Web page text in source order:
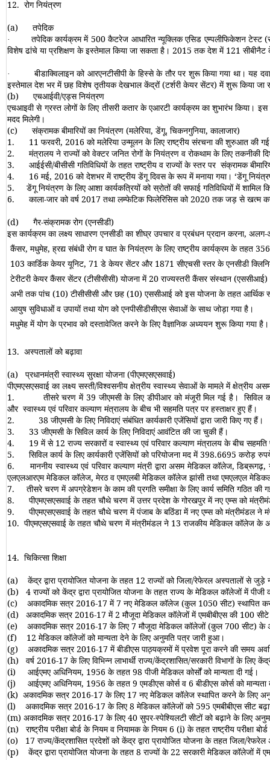
12. रोग नियंत्रण
(a) तपेदिक
·
तपेदिक कार्यक्रम में 500 कैटरेज आधारित न्यूक्लिक एसिड एम्पलीफिकेशन टेस्ट
विशेष ढांचे या प्रशिक्षण के इस्तेमाल किया जा सकता है। 2015 तक देश में 121 सीबीनैट
·
बीडाक्विलाइन को आरएनटीसीपी के हिस्से के तौर पर शुरू किया गया था। यह
इस्तेमाल देश भर में छह विशेष तृतीयक देखभाल केंद्रों (टर्शरी केयर सेंटर) में शुरू किया जा
(b) एचआईवी/एड्स नियंत्रण
एचआइवी से ग्रस्त लोगों के लिए तीसरी कतार के एआरटी कार्यक्रम का शुभारंभ किया। इस
मदद मिलेगी।
(c) संक्रामक बीमारियों का नियंत्रण (मलेरिया, डेंगू, चिकनगुनिया, कालाजार)
1. 11 फरवरी, 2016 को मलेरिया उन्मूलन के लिए राष्ट्रीय संरचना की शुरुआत की
2. मंत्रालय ने राज्यों को वेक्टर जनित रोगों के नियंत्रण व रोकथाम के लिए तकनीकी
3. आईईसी/बीसीसी गतिविधियों के तहत राष्ट्रीय व राज्यों के स्तर पर संक्रामक
4. 16 मई, 2016 को देशभर में राष्ट्रीय डेंगू दिवस के रूप में मनाया गया। ‘डेंगू
5. डेंगू नियंत्रण के लिए आशा कार्यकत्रियों को स्रोतों की सफाई गतिविधियों में शामिल
6. काला-जार को वर्ष 2017 तथा लम्फेटिक फिलेरिसिस को 2020 तक जड़ से खत्म
(d) गैर-संक्रामक रोग (एनसीडी)
इस कार्यक्रम का लक्ष्य साधारण एनसीडी का शीघ्र उपचार व प्रबंधन प्रदान करना,
कैंसर, मधुमेह, ह्रद्य संबंधी रोग व घात के नियंत्रण के लिए राष्ट्रीय कार्यक्रम के तहत
103 कार्डिक केयर यूनिट, 71 डे केयर सेंटर और 1871 सीएचसी स्तर के एनसीडी
टेरीटरी केयर कैंसर सेंटर (टीसीसीसी) योजना में 20 राज्यस्तरी कैंसर संस्थान
अभी तक पांच (10) टीसीसीसी और छह (10) एससीआई को इस योजना के तहत
आयुष सुविधाओं व उपायों तथा योग को एनपीसीडीसीएस सेवाओं के साथ जोड़ा गया है।
मधुमेह में योग के प्रभाव को दस्तावेजित करने के लिए वैज्ञानिक अध्ययन शुरू किया गया है।
13. अस्पतालों को बढ़ावा
(a) प्रधानमंत्री स्वास्थ्य सुरक्षा योजना(पीएमएसएसवाई)
पीएमएसएसवाई का लक्ष्य सस्ती/विश्वसनीय क्षेत्रीय स्वास्थ्य सेवाओं के मामले में क्षेत्रीय
1. तीसरे चरण में 39 जीएमसी के लिए डीपीआर को मंजूरी मिल गई है। सिविल
और स्वास्थ्य एवं परिवार कल्याण मंत्रालय के बीच भी सहमति पत्र पर हस्ताक्षर हुए हैं।
2. 38 जीएमसी के लिए निविदाएं संबंधित कार्यकारी एजेंसियों द्वारा जारी किए गए हैं।
3. 33 जीएमसी के सिविल कार्य के लिए निविदाएं आवंटित की जा चुकी हैं।
4. 19 में से 12 राज्य सरकारों व स्वास्थ्य एवं परिवार कल्याण मंत्रालय के बीच सहमति
5. सिविल कार्य के लिए कार्यकारी एजेंसियों को परियोजना मद में398.6695 करोड़
6.माननीय स्वास्थ्य एवं परिवार कल्याण मंत्री द्वारा असम मेडिकल कॉलेज,
एलएलआरएम मेडिकल कॉलेज, मेरठ व एमएलबी मेडिकल कॉलेज झांसी तथा एमएलएल
7. तीसरे चरण में अपग्रेडेशन के काम की प्रगति समीक्षा के लिए कार्य समिति गठित की
8. पीएमएसएसवाई के तहत चौथे चरण में उत्तर प्रदेश के गोरखपुर में नए एम्स को
9. पीएमएसएसवाई के तहत चौथे चरण में पंजाब के बठिंडा में नए एम्स को मंत्रीमंडल ने
10. पीएमएसएसवाई के तहत चौथे चरण में मंत्रीमंडल ने 13 राजकीय मेडिकल कॉलेज के
14. चिकित्सा शिक्षा
(a) केंद्र द्वारा प्रायोजित योजना के तहत 12 राज्यों को जिला/रेफेरल अस्पतालों से जुड़े
(b) 4 राज्यों को केंद्र द्वारा प्रायोजित योजना के तहत राज्य के मेडिकल कॉलेजों में
(c) अकादमिक सत्र 2016-17 में 7 नए मेडिकल कॉलेज (कुल 1050 सीट) स्थापित
(d) अकादमिक सत्र 2016-17 में 2 मौजूदा मेडिकल कॉलेजों में एमबीबीएस की 100
(e) अकादमिक सत्र 2016-17 के लिए 7 मौजूदा मेडिकल कॉलेजों (कुल 700 सीट) के
(f) 12 मेडिकल कॉलेजों को मान्यता देने के लिए अनुमति पत्र जारी हुआ।
(g) अकादमिक सत्र 2016-17 में बीडीएस पाठ्यक्रमों में प्रवेश पूरा करने की समय
(h) वर्ष 2016-17 के लिए विभिन्न लाभार्थी राज्य/केंद्रशासित/सरकारी विभागों के लिए
(i) आईएमए अधिनियम, 1956 के तहत 98 पीजी मेडिकल कोर्सों को मान्यता दी गई।
(j) आईएमए अधिनियम, 1956 के तहत 9 एमडीएस कोर्स व 6 बीडीएस कोर्स को मान्यता
(k) अकादमिक सत्र 2016-17 के लिए 17 नए मेडिकल कॉलेज स्थापित करने के लिए
(l) अकादमिक सत्र 2016-17 के लिए 8 मेडिकल कॉलेजों को 595 एमबीबीएस सीट
(m) अकादमिक सत्र 2016-17 के लिए 40 सुपर-स्पेश्यिलटी सीटों को बढ़ाने के लिए
(n) राष्ट्रीय परीक्षा बोर्ड के नियम व नियामक के नियम 6 (i) के तहत राष्ट्रीय परीक्षा
(o) 17 राज्य/केंद्रशासित प्रदेशों को केंद्र द्वारा प्रायोजित योजना के तहत जिला/रेफरेल
(p)
केंद्र द्वारा प्रायोजित योजना के तहत 8 राज्यों के 22 सरकारी मेडिकल कॉलेजों